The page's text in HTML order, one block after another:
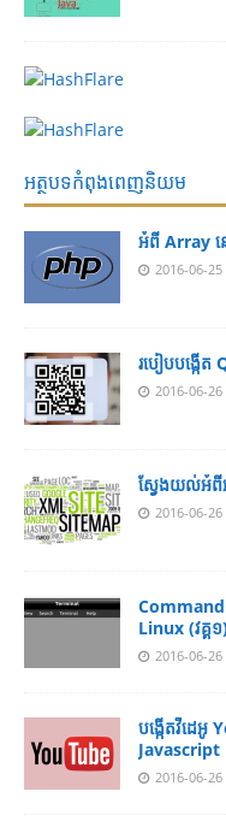
អត្ថបទកំពុងពេញនិយម
អំពី Array ន
2016-06-25
របៀប​បង្កើ
2016-06-26
ស្វែង​យល់​​អំពី​
2016-06-26
Command
Linux (វគ្គ
2016-06-26
បង្កើតវីដេ
Javascript
2016-06-26